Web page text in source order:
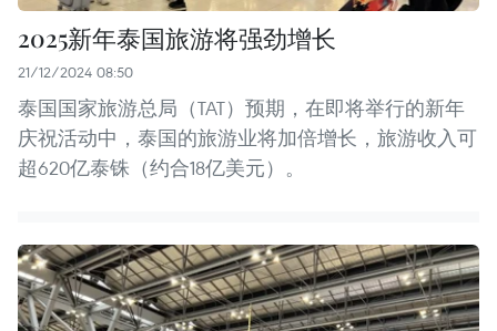
2025新年泰国旅游将强劲增长
21/12/2024 08:50
泰国国家旅游总局（TAT）预期，在即将举行的新年
庆祝活动中，泰国的旅游业将加倍增长，旅游收入可
超620亿泰铢（约合18亿美元）。